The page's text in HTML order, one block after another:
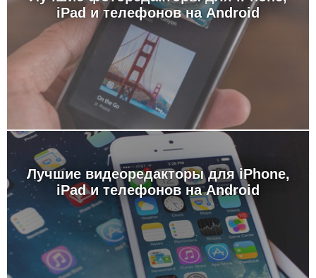
iPad и телефонов на Android
Лучшие видеоредакторы для iPhone,
iPad и телефонов на Android